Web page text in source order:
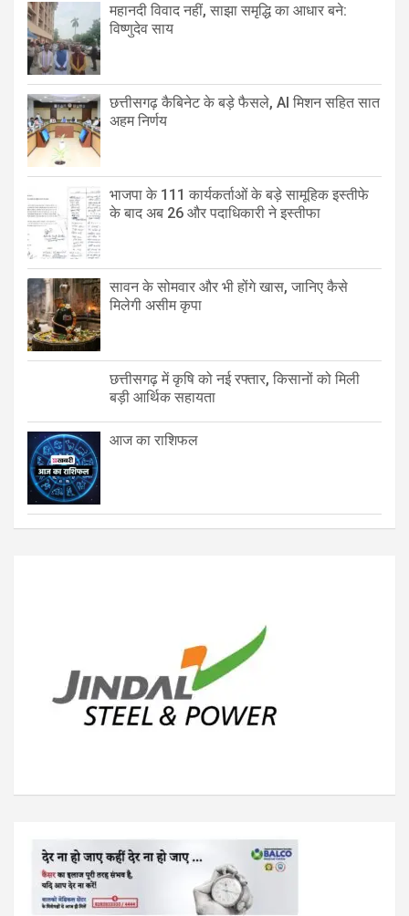
महानदी विवाद नहीं, साझा समृद्धि का आधार बने:
विष्णुदेव साय
छत्तीसगढ़ कैबिनेट के बड़े फैसले, AI मिशन सहित सात
अहम निर्णय
भाजपा के 111 कार्यकर्ताओं के बड़े सामूहिक इस्तीफे
के बाद अब 26 और पदाधिकारी ने इस्तीफा
सावन के सोमवार और भी होंगे खास, जानिए कैसे
मिलेगी असीम कृपा
छत्तीसगढ़ में कृषि को नई रफ्तार, किसानों को मिली
बड़ी आर्थिक सहायता
आज का राशिफल